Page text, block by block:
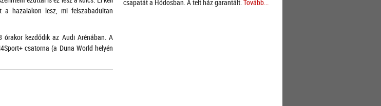
a hazaiakon lesz, mi felszabadultan
órakor kezdődik az Audi Arénában. A
csatorna (a Duna World helyén
csapatát a Hódosban. A telt ház garantált.Tovább...